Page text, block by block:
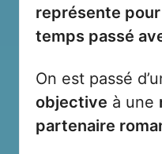
représente pour
temps passé
On est passé
objective à une
partenaire